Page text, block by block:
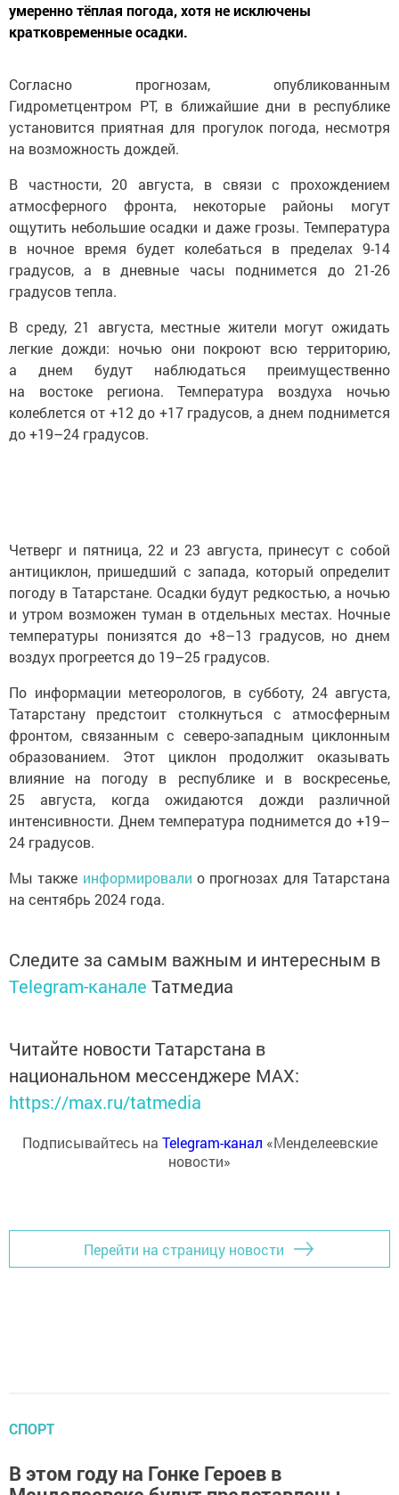
умеренно тёплая погода, хотя не исключены
кратковременные осадки.
Согласно прогнозам, опубликованным
Гидрометцентром РТ, в ближайшие дни в республике
установится приятная для прогулок погода, несмотря
на возможность дождей.
В частности, 20 августа, в связи с прохождением
атмосферного фронта, некоторые районы могут
ощутить небольшие осадки и даже грозы. Температура
в ночное время будет колебаться в пределах 9-14
градусов, а в дневные часы поднимется до 21-26
градусов тепла.
В среду, 21 августа, местные жители могут ожидать
легкие дожди: ночью они покроют всю территорию,
а днем будут наблюдаться преимущественно
на востоке региона. Температура воздуха ночью
колеблется от +12 до +17 градусов, а днем поднимется
до +19–24 градусов.
Четверг и пятница, 22 и 23 августа, принесут с собой
антициклон, пришедший с запада, который определит
погоду в Татарстане. Осадки будут редкостью, а ночью
и утром возможен туман в отдельных местах. Ночные
температуры понизятся до +8–13 градусов, но днем
воздух прогреется до 19–25 градусов.
По информации метеорологов, в субботу, 24 августа,
Татарстану предстоит столкнуться с атмосферным
фронтом, связанным с северо-западным циклонным
образованием. Этот циклон продолжит оказывать
влияние на погоду в республике и в воскресенье,
25 августа, когда ожидаются дожди различной
интенсивности. Днем температура поднимется до +19–
24 градусов.
Мы также информировали о прогнозах для Татарстана
на сентябрь 2024 года.
Следите за самым важным и интересным в
Telegram-канале Татмедиа
Читайте новости Татарстана в
национальном мессенджере MАХ:
https://max.ru/tatmedia
Подписывайтесь на Telegram-канал «Менделеевские
новости»
Перейти на страницу новости
СПОРТ
В этом году на Гонке Героев в